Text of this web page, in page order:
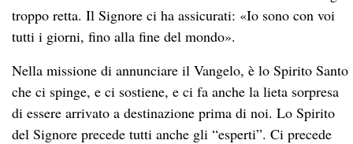
troppo retta. Il Signore ci ha assicurati: «Io sono con voi
tutti i giorni, fino alla fine del mondo».
Nella missione di annunciare il Vangelo, è lo Spirito Santo
che ci spinge, e ci sostiene, e ci fa anche la lieta sorpresa
di essere arrivato a destinazione prima di noi. Lo Spirito
del Signore precede tutti anche gli “esperti”. Ci precede